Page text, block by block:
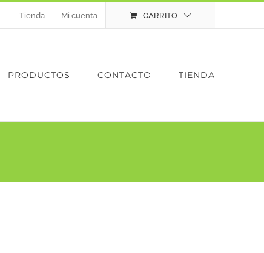
Tienda Mi cuenta CARRITO
PRODUCTOS CONTACTO TIENDA